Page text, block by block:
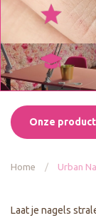
Onze
Home / Urban
Laat je nagels